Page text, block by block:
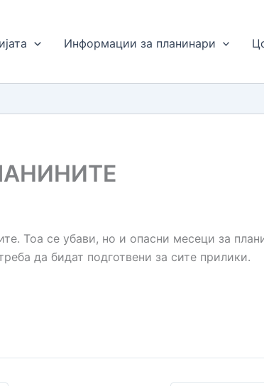
Информации за планинари
Тоа се убави, но и опасни месеци за
да бидат подготвени за сите прилики.